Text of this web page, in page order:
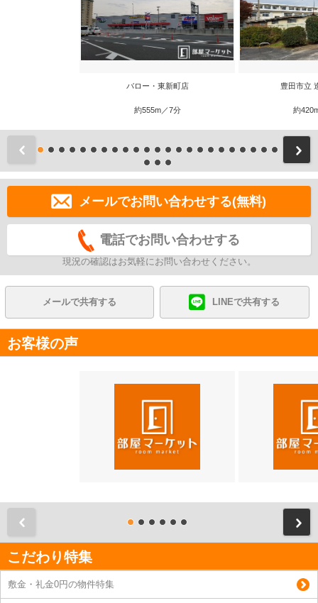
バロー・東新町店
約555m／7分
豊田市立
約
前
メールでお問い合わせする(無料)
電話でお問い合わせする
現況の確認はお気軽にお問い合わせください。
メールで共有する LINEで共有する
お客様の声
こだわり特集
敷金・礼金0円の物件特集